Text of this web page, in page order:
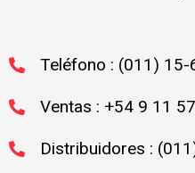
Teléfono : (011)
Ventas : +54 9 11
Distribuidores :